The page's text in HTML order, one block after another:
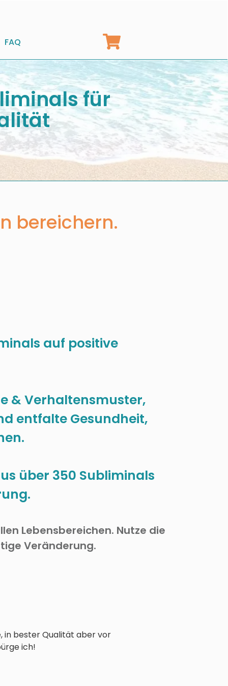
FAQ
für
bereichern.
auf positive
& Verhaltensmuster,
entfalte Gesundheit,
über 350 Subliminals
Lebensbereichen. Nutze die
Veränderung.
in bester Qualität aber vor
ich!